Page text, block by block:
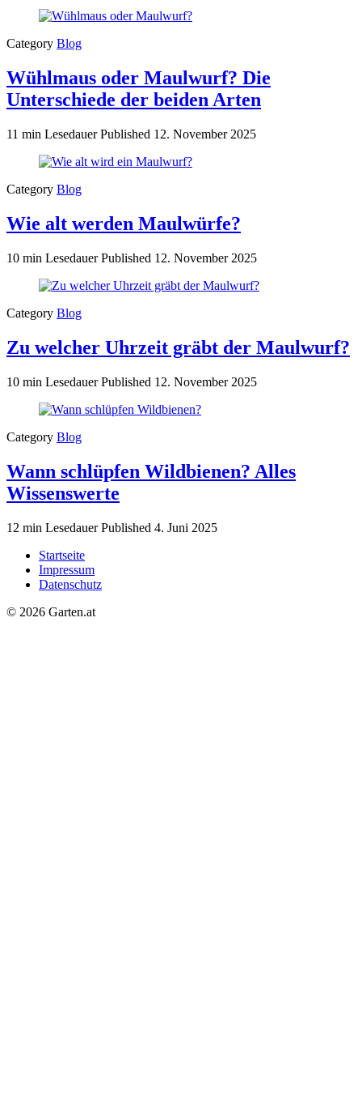
Category Blog
Wühlmaus oder Maulwurf? Die
Unterschiede der beiden Arten
11 min LesedauerPublished 12. November 2025
Category Blog
Wie alt werden Maulwürfe?
10 min LesedauerPublished 12. November 2025
Category Blog
Zu welcher Uhrzeit gräbt der Maulwurf?
10 min LesedauerPublished 12. November 2025
Category Blog
Wann schlüpfen Wildbienen? Alles
Wissenswerte
12 min LesedauerPublished 4. Juni 2025
Startseite
Impressum
Datenschutz
© 2026 Garten.at